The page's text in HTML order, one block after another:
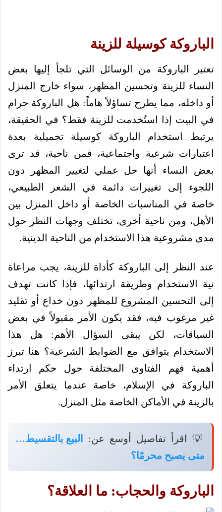
الباروكة كوسيلة للزينة
تعتبر الباروكة من الوسائل التي تلجأ إليها بعض
النساء للزينة وتحسين المظهر، سواء خارج المنزل
أو داخله، مما يطرح تساؤلاً هاماً: هل الباروكة حرام
في البيت إذا استُخدمت للزينة فقط؟ في الحقيقة،
يرتبط استخدام الباروكة كوسيلة تجميلية بعدة
اعتبارات شرعية واجتماعية، فمن ناحية، قد ترى
بعض النساء أنها حل عملي لتغيير المظهر دون
اللجوء إلى تغييرات دائمة في الشعر الطبيعي،
خاصة في المناسبات الخاصة أو داخل المنزل بين
الأهل، ومن ناحية أخرى، تختلف وجهات النظر حول
مدى مشروعية هذا الاستخدام من الناحية الدينية.
عند النظر إلى الباروكة كأداة للزينة، يجب مراعاة
نية الاستخدام وطريقة ارتدائها، فإذا كانت تهدف
إلى التحسين المشروع للمظهر دون خداع أو تقليد
غير مرغوب فيه، فقد يكون الأمر مقبولاً في بعض
السياقات، لكن يبقى السؤال الأهم: هل هذا
الاستخدام يتوافق مع الضوابط الشرعية؟ هنا تبرز
أهمية فهم الفتاوى المختلفة حول حكم ارتداء
الباروكة في الإسلام، خاصة عندما يتعلق الأمر
بالزينة في الأماكن الخاصة مثل المنزل.
💡 اقرأ تفاصيل أوسع عن:
البيع بالتقسيط…
متى يصبح محرمًا؟
الباروكة والحجاب: ما العلاقة؟